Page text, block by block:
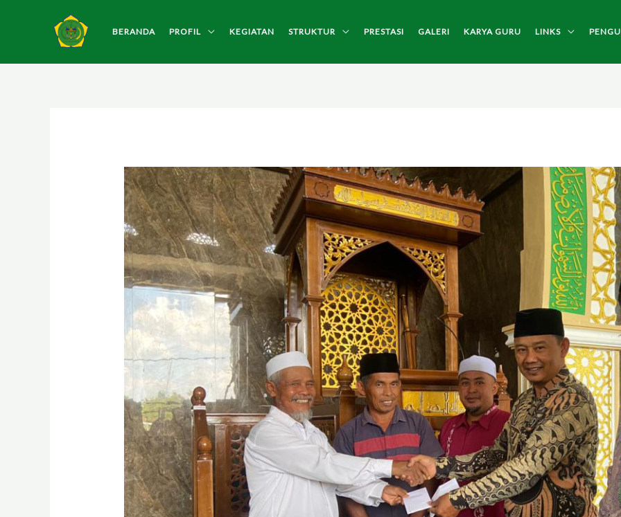
BERANDA PROFIL KEGIATAN STRUKTUR PRESTASI GALERI KARYA GURU LINKS